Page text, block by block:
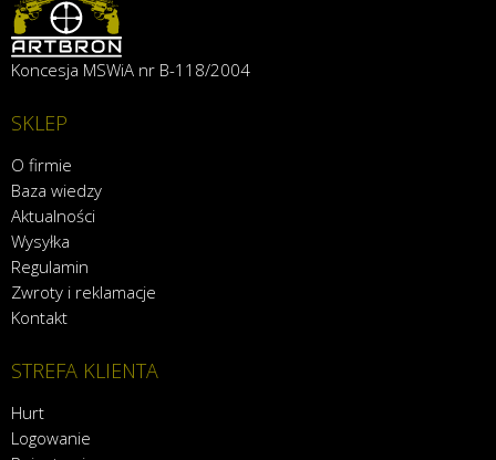
Koncesja MSWiA nr B-118/2004
SKLEP
O firmie
Baza wiedzy
Aktualności
Wysyłka
Regulamin
Zwroty i reklamacje
Kontakt
STREFA KLIENTA
Hurt
Logowanie